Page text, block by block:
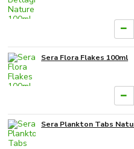
Sera Flora Flakes 100ml
Sera Plankton Tabs